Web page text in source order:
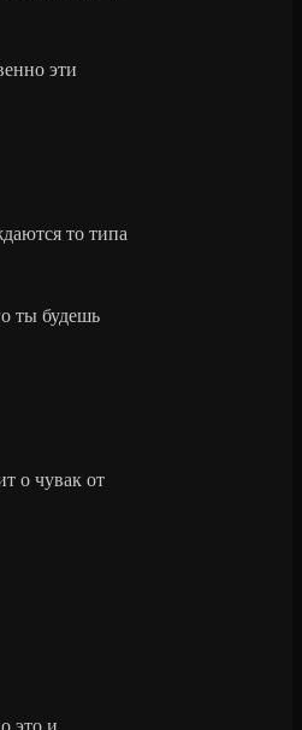
эти
то типа
ты будешь
о чувак от
это и